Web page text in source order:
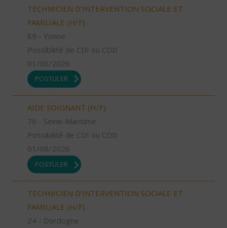
TECHNICIEN D’INTERVENTION SOCIALE ET
FAMILIALE (H/F)
89 - Yonne
Possibilité de CDI ou CDD
01/08/2026
POSTULER
AIDE SOIGNANT (H/F)
76 - Seine-Maritime
Possibilité de CDI ou CDD
01/08/2026
POSTULER
TECHNICIEN D’INTERVENTION SOCIALE ET
FAMILIALE (H/F)
24 - Dordogne